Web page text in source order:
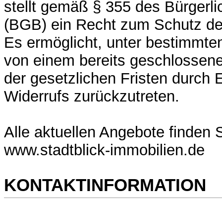
stellt gemäß § 355 des
(BGB) ein Recht zum Schutz
Es ermöglicht, unter
von einem bereits
der gesetzlichen Fristen durch
Widerrufs zurückzutreten.
Alle aktuellen Angebote finden
www.stadtblick-immobilien.de
KONTAKTINFORMATION